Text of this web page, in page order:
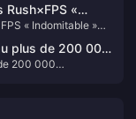
Rush×FPS «
« Indomitable »
plus de 200 000
200 000